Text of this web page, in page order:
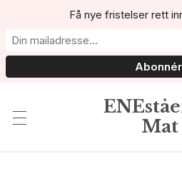
Mat
Få nye fristelser rett